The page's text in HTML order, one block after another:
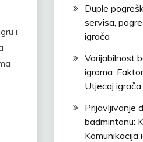
i
Duple
servisa,
igrača
Varijabilnost
igrama:
Utjecaj
Prijavljivanje
badmintonu:
Komunikacija